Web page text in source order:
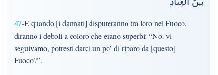
47-E quando [i dannati] disputeranno tra loro nel Fuoco,
diranno i deboli a coloro che erano superbi: “Noi vi
seguivamo, potresti darci un po’ di riparo da [questo]
Fuoco?”.